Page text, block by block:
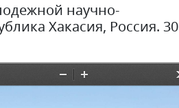
научно-
Хакасия, Россия. 30